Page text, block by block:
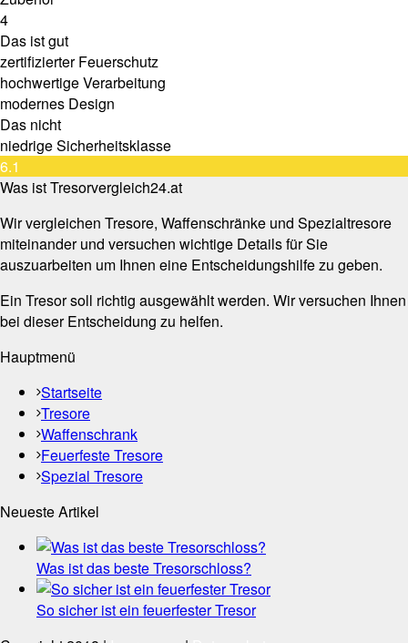
4
Das ist gut
zertifizierter Feuerschutz
hochwertige Verarbeitung
modernes Design
Das nicht
niedrige Sicherheitsklasse
6.1
Was ist Tresorvergleich24.at
Wir vergleichen Tresore, Waffenschränke und Spezialtresore
miteinander und versuchen wichtige Details für Sie
auszuarbeiten um Ihnen eine Entscheidungshilfe zu geben.
Ein Tresor soll richtig ausgewählt werden. Wir versuchen Ihnen
bei dieser Entscheidung zu helfen.
Hauptmenü
Startseite
Tresore
Waffenschrank
Feuerfeste Tresore
Spezial Tresore
Neueste Artikel
Was ist das beste Tresorschloss?
So sicher ist ein feuerfester Tresor